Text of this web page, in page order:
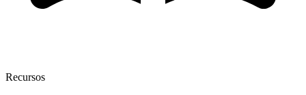
Recursos